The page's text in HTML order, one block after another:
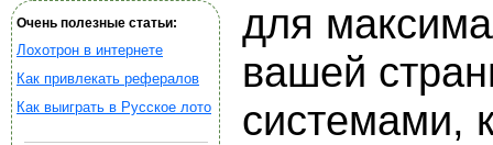
Очень полезные статьи:
Лохотрон в интернете
Как привлекать рефералов
Как выиграть в Русское лото
для
вашей
системами,